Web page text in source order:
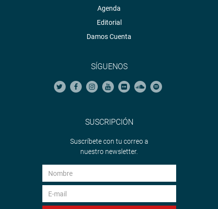
Agenda
Editorial
Damos Cuenta
SÍGUENOS
SUSCRIPCIÓN
Suscríbete con tu correo a
nuestro newsletter.